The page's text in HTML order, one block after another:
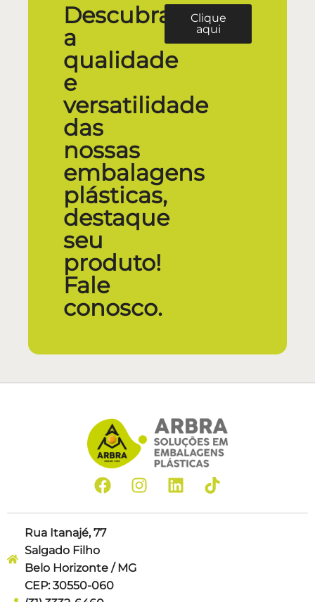
Descubra
a
qualidade
e
versatilidade
das
nossas
embalagens
plásticas,
destaque
seu
produto!
Fale
conosco.
Clique
aqui
Rua Itanajé, 77
Salgado Filho
Belo Horizonte / MG
CEP: 30550-060